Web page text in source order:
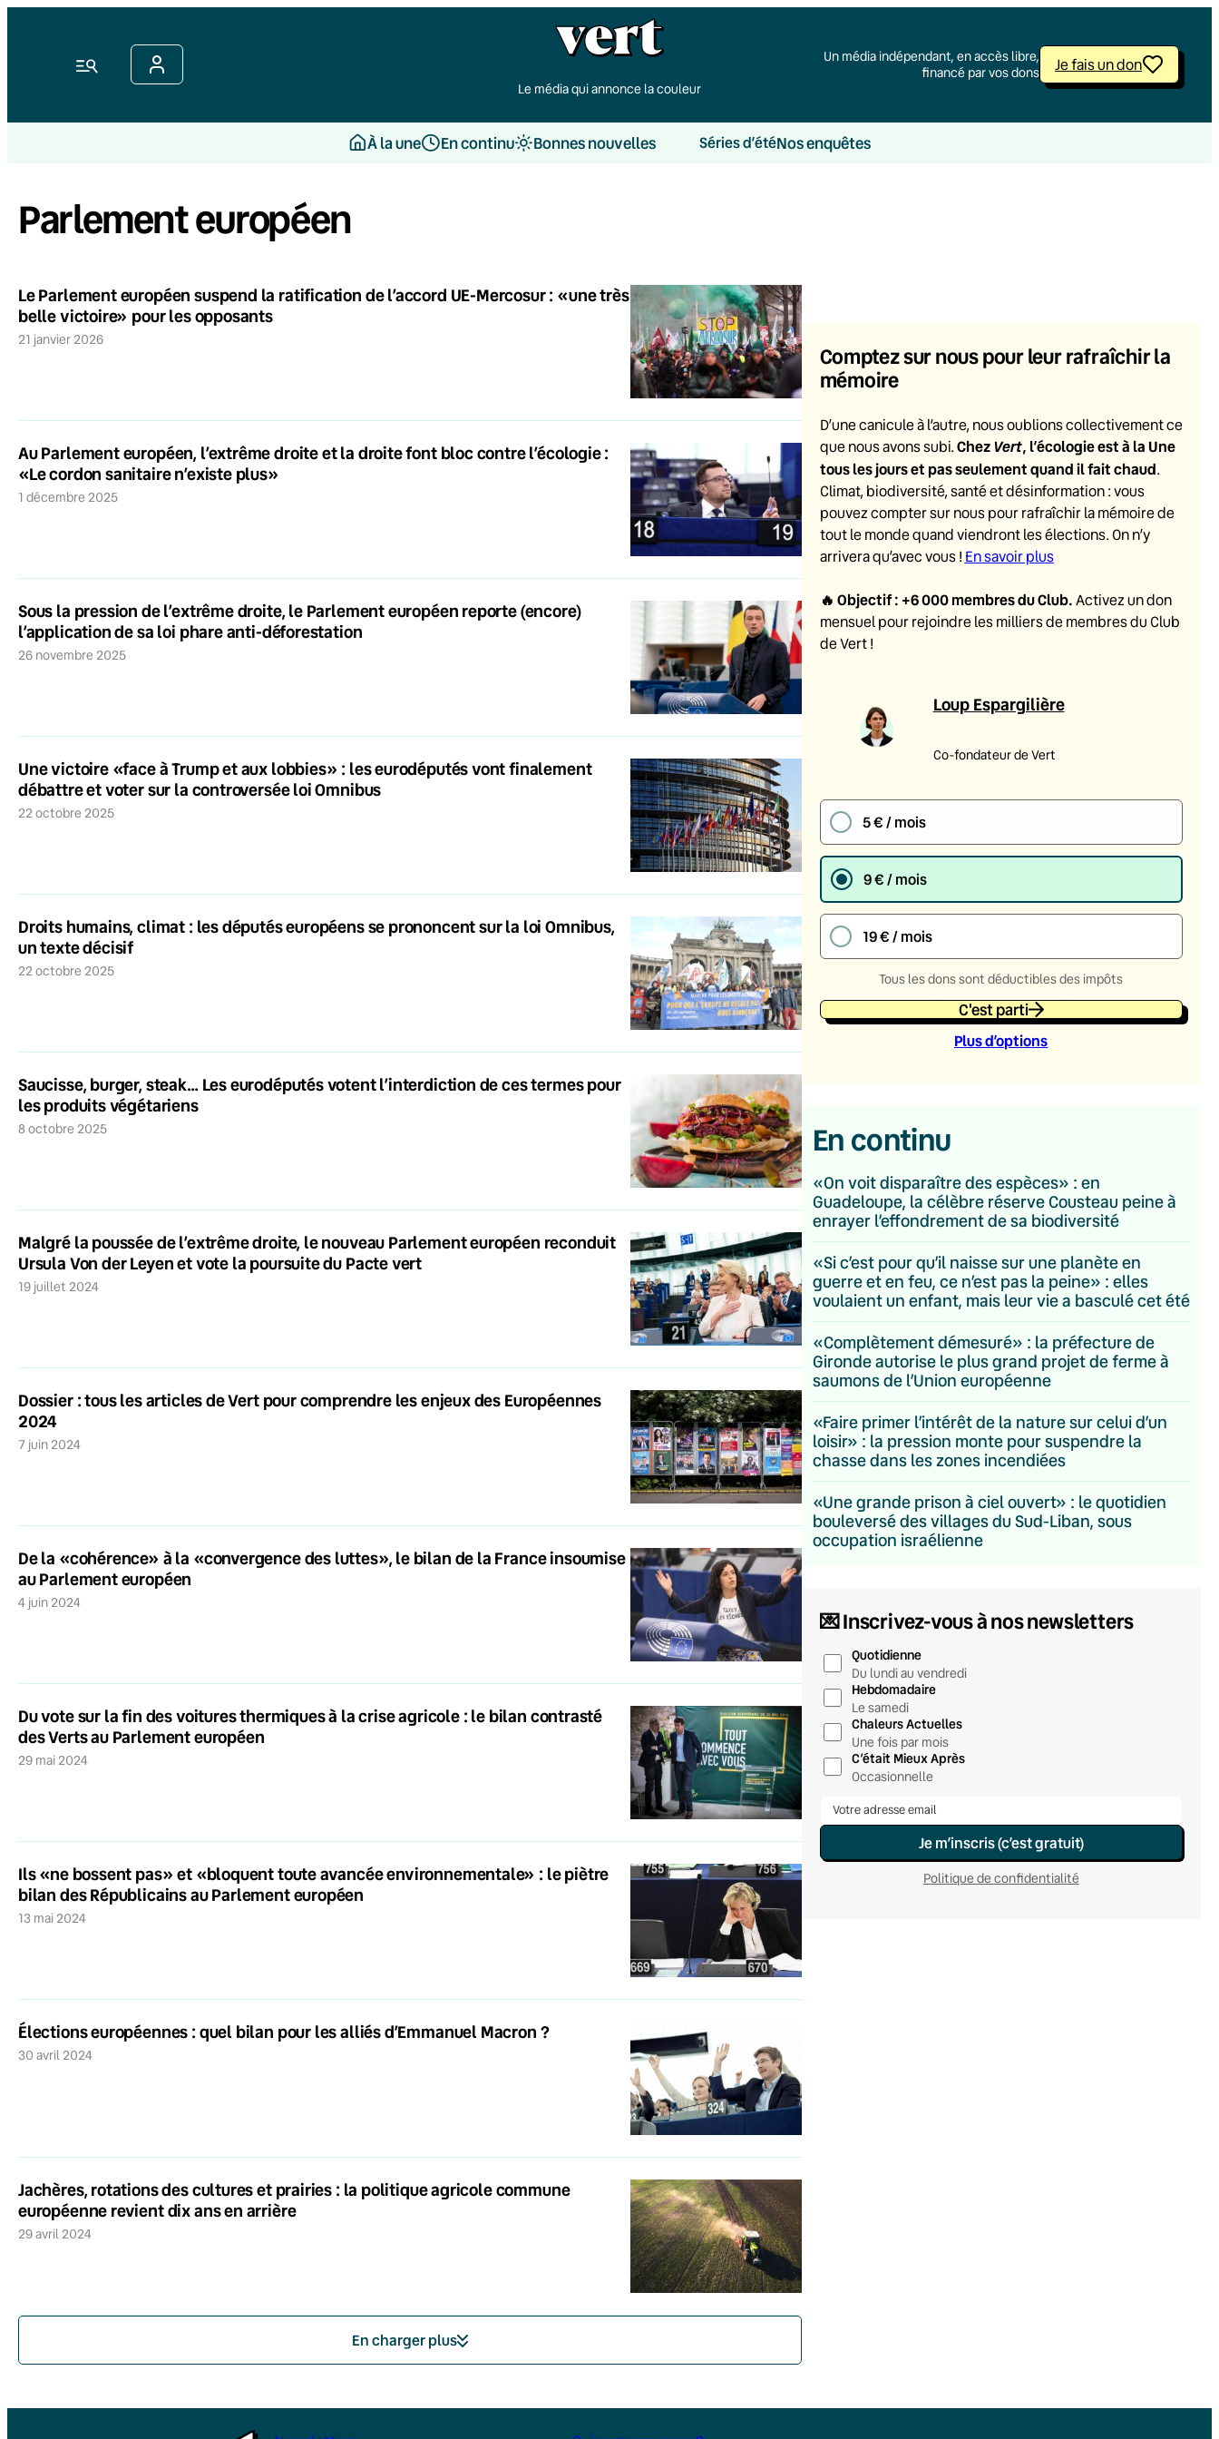
Menu
Le média qui annonce la couleur
Un média indépendant, en accès libre,
financé par vos dons
Je fais un don
À la une En continu Bonnes nouvelles Séries d’étéNos enquêtes
Parlement européen
Le Parlement européen suspend la ratification de l’accord UE-Mercosur : «une très
belle victoire» pour les opposants
21 janvier 2026
Au Parlement européen, l’extrême droite et la droite font bloc contre l’écologie :
«Le cordon sanitaire n’existe plus»
1 décembre 2025
Sous la pression de l’extrême droite, le Parlement européen reporte (encore)
l’application de sa loi phare anti-déforestation
26 novembre 2025
Une victoire «face à Trump et aux lobbies» : les eurodéputés vont finalement
débattre et voter sur la controversée loi Omnibus
22 octobre 2025
Droits humains, climat : les députés européens se prononcent sur la loi Omnibus,
un texte décisif
22 octobre 2025
Saucisse, burger, steak… Les eurodéputés votent l’interdiction de ces termes pour
les produits végétariens
8 octobre 2025
Malgré la poussée de l’extrême droite, le nouveau Parlement européen reconduit
Ursula Von der Leyen et vote la poursuite du Pacte vert
19 juillet 2024
Dossier : tous les articles de Vert pour comprendre les enjeux des Européennes
2024
7 juin 2024
De la «cohérence» à la «convergence des luttes», le bilan de la France insoumise
au Parlement européen
4 juin 2024
Du vote sur la fin des voitures thermiques à la crise agricole : le bilan contrasté
des Verts au Parlement européen
29 mai 2024
Ils «ne bossent pas» et «bloquent toute avancée environnementale» : le piètre
bilan des Républicains au Parlement européen
13 mai 2024
Élections européennes : quel bilan pour les alliés d’Emmanuel Macron ?
30 avril 2024
Jachères, rotations des cultures et prairies : la politique agricole commune
européenne revient dix ans en arrière
29 avril 2024
En charger plus
Comptez sur nous pour leur rafraîchir la
mémoire
D’une canicule à l’autre, nous oublions collectivement ce
que nous avons subi. ChezVert, l’écologie est à la Une
tous les jours et pas seulement quand il fait chaud.
Climat, biodiversité, santé et désinformation : vous
pouvez compter sur nous pour rafraîchir la mémoire de
tout le monde quand viendront les élections. On n’y
arrivera qu’avec vous ! En savoir plus
🔥 Objectif : +6 000 membres du Club. Activez un don
mensuel pour rejoindre les milliers de membres du Club
de Vert !
Loup Espargilière
Co-fondateur de Vert
5 € / mois
9 € / mois
19 € / mois
Tous les dons sont déductibles des impôts
C'est parti
Plus d’options
En continu
«On voit disparaître des espèces» : en
Guadeloupe, la célèbre réserve Cousteau peine à
enrayer l’effondrement de sa biodiversité
«Si c’est pour qu’il naisse sur une planète en
guerre et en feu, ce n’est pas la peine» : elles
voulaient un enfant, mais leur vie a basculé cet été
«Complètement démesuré» : la préfecture de
Gironde autorise le plus grand projet de ferme à
saumons de l’Union européenne
«Faire primer l’intérêt de la nature sur celui d’un
loisir» : la pression monte pour suspendre la
chasse dans les zones incendiées
«Une grande prison à ciel ouvert» : le quotidien
bouleversé des villages du Sud-Liban, sous
occupation israélienne
💌 Inscrivez-vous à nos newsletters
Quotidienne
Du lundi au vendredi
Hebdomadaire
Le samedi
Chaleurs Actuelles
Une fois par mois
C’était Mieux Après
Occasionnelle
Je m’inscris (c’est gratuit)
Politique de confidentialité